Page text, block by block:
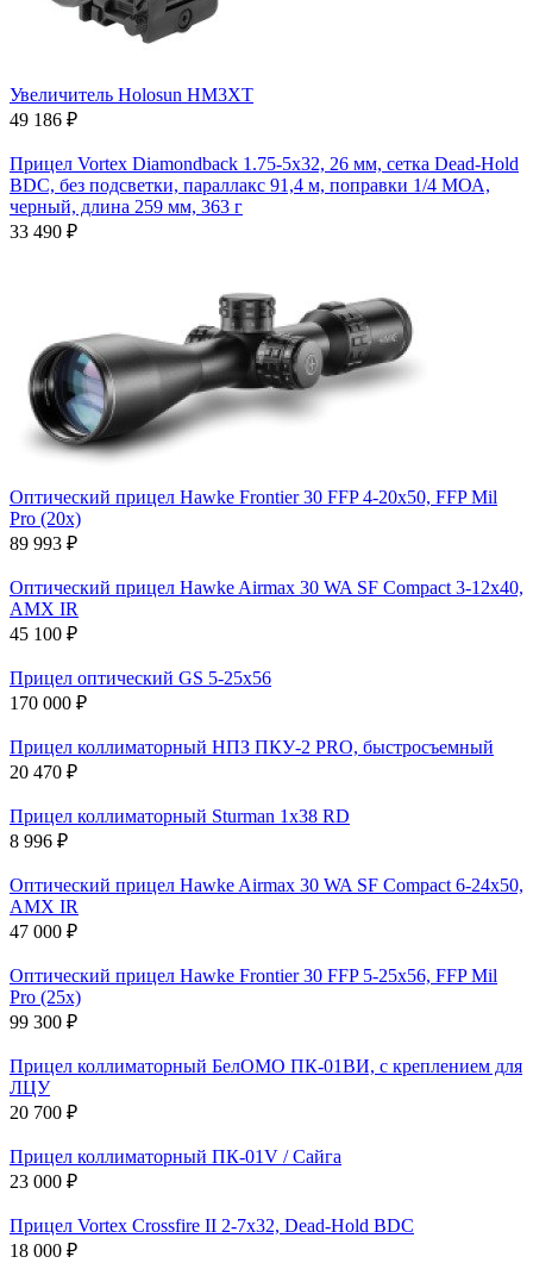
Увеличитель Holosun HM3XT
49 186 ₽
Прицел Vortex Diamondback 1.75-5x32, 26 мм, сетка Dead-Hold
BDC, без подсветки, параллакс 91,4 м, поправки 1/4 МОА,
черный, длина 259 мм, 363 г
33 490 ₽
Оптический прицел Hawke Frontier 30 FFP 4-20x50, FFP Mil
Pro (20x)
89 993 ₽
Оптический прицел Hawke Airmax 30 WA SF Compact 3-12x40,
AMX IR
45 100 ₽
Прицел оптический GS 5-25х56
170 000 ₽
Прицел коллиматорный НПЗ ПКУ-2 PRO, быстросъемный
20 470 ₽
Прицел коллиматорный Sturman 1x38 RD
8 996 ₽
Оптический прицел Hawke Airmax 30 WA SF Compact 6-24x50,
AMX IR
47 000 ₽
Оптический прицел Hawke Frontier 30 FFP 5-25x56, FFP Mil
Pro (25x)
99 300 ₽
Прицел коллиматорный БелОМО ПК-01ВИ, с креплением для
ЛЦУ
20 700 ₽
Прицел коллиматорный ПК-01V / Сайга
23 000 ₽
Прицел Vortex Crossfire II 2-7x32, Dead-Hold BDC
18 000 ₽